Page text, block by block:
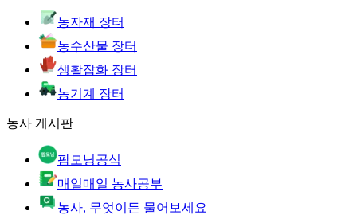
농자재 장터
농수산물 장터
생활잡화 장터
농기계 장터
농사 게시판
팜모닝공식
매일매일 농사공부
농사, 무엇이든 물어보세요